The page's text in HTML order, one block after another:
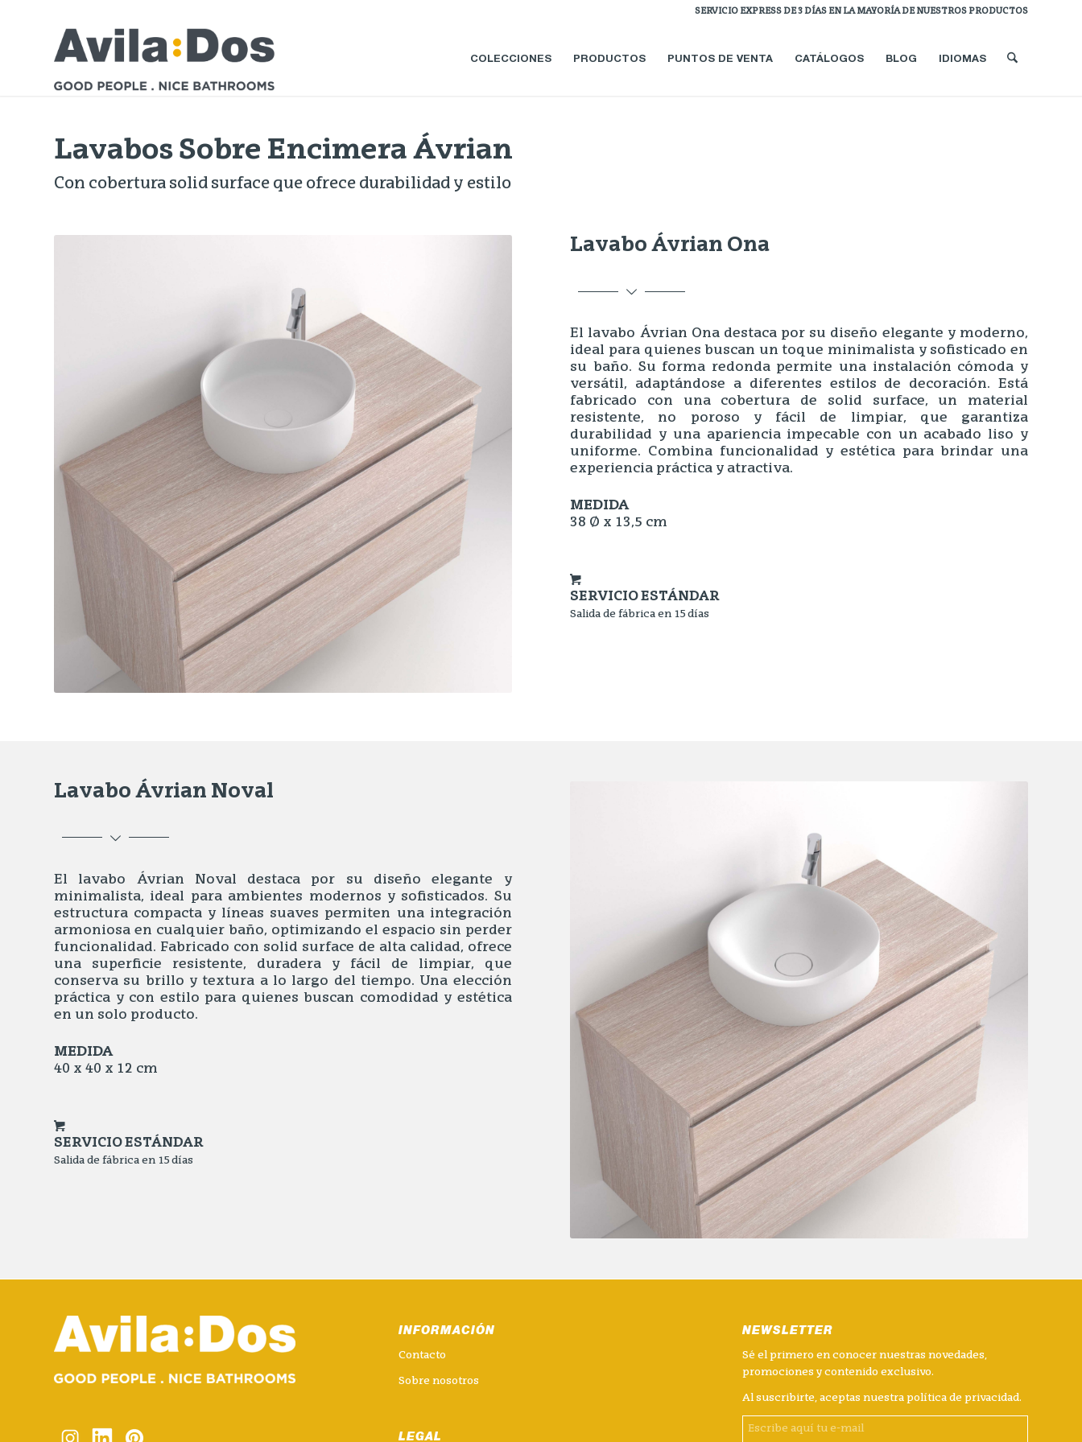
SERVICIO EXPRESS DE 3 DÍAS EN LA MAYORÍA DE NUESTROS PRODUCTOS
COLECCIONES PRODUCTOS PUNTOS DE VENTA CATÁLOGOS BLOG IDIOMAS
Lavabos Sobre Encimera Ávrian
Con cobertura solid surface que ofrece durabilidad y estilo
Lavabo Ávrian Ona
El lavabo Ávrian Ona destaca por su diseño elegante y moderno,
ideal para quienes buscan un toque minimalista y sofisticado en
su baño. Su forma redonda permite una instalación cómoda y
versátil, adaptándose a diferentes estilos de decoración. Está
fabricado con una cobertura de solid surface, un material
resistente, no poroso y fácil de limpiar, que garantiza
durabilidad y una apariencia impecable con un acabado liso y
uniforme. Combina funcionalidad y estética para brindar una
experiencia práctica y atractiva.
MEDIDA
38 Ø x 13,5 cm
SERVICIO ESTÁNDAR
Salida de fábrica en 15 días
Lavabo Ávrian Noval
El lavabo Ávrian Noval destaca por su diseño elegante y
minimalista, ideal para ambientes modernos y sofisticados. Su
estructura compacta y líneas suaves permiten una integración
armoniosa en cualquier baño, optimizando el espacio sin perder
funcionalidad. Fabricado con solid surface de alta calidad, ofrece
una superficie resistente, duradera y fácil de limpiar, que
conserva su brillo y textura a lo largo del tiempo. Una elección
práctica y con estilo para quienes buscan comodidad y estética
en un solo producto.
MEDIDA
40 x 40 x 12 cm
SERVICIO ESTÁNDAR
Salida de fábrica en 15 días
INFORMACIÓN
Contacto
Sobre nosotros
LEGAL
NEWSLETTER
Sé el primero en conocer nuestras novedades,
promociones y contenido exclusivo.
Al suscribirte, aceptas nuestrapolítica de privacidad.